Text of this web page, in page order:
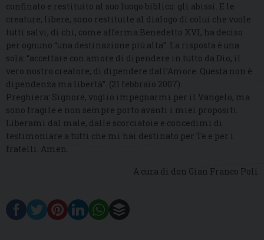
confinato e restituito al suo luogo biblico: gli abissi. E le
creature, libere, sono restituite al dialogo di colui che vuole
tutti salvi, di chi, come afferma Benedetto XVI, ha deciso
per ognuno “una destinazione più alta”. La risposta è una
sola: “accettare con amore di dipendere in tutto da Dio, il
vero nostro creatore, di dipendere dall’Amore. Questa non è
dipendenza ma libertà”. (21 febbraio 2007).
Preghiera: Signore, voglio impegnarmi per il Vangelo, ma
sono fragile e non sempre porto avanti i miei propositi.
Liberami dal male, dalle scorciatoie e concedimi di
testimoniare a tutti che mi hai destinato per Te e per i
fratelli. Amen.
A cura di don Gian Franco Poli